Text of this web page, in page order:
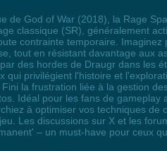
de God of War (2018), la Rage
classique (SR), généralement
contrainte temporaire.
tout en résistant davantage aux
des hordes de Draugr dans les
qui privilégient l'histoire et
la frustration liée à la gestion
Idéal pour les fans de
à optimiser vos techniques
Les discussions sur X et les
– un must-have pour ceux